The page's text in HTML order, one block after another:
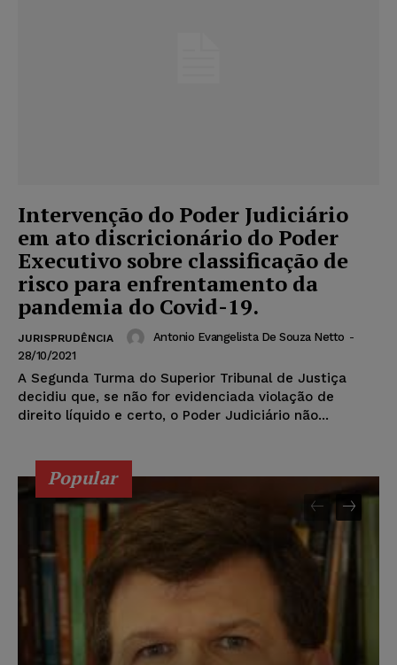
Intervenção do Poder Judiciário
em ato discricionário do Poder
Executivo sobre classificação de
risco para enfrentamento da
pandemia do Covid-19.
JURISPRUDÊNCIA Antonio Evangelista De Souza Netto -
28/10/2021
A Segunda Turma do Superior Tribunal de Justiça
decidiu que, se não for evidenciada violação de
direito líquido e certo, o Poder Judiciário não...
Popular